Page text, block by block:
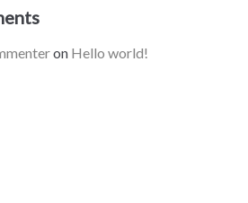
on Hello world!